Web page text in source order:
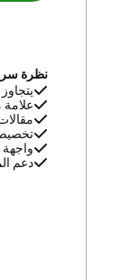
نظرة
دعم